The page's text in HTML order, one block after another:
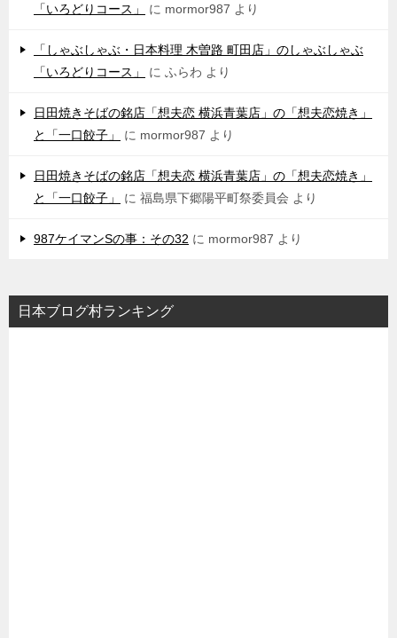
「いろどりコース」
に mormor987 より
「しゃぶしゃぶ・日本料理 木曽路 町田店」のしゃぶしゃぶ
「いろどりコース」
に ふらわ より
日田焼きそばの銘店「想夫恋 横浜青葉店」の「想夫恋焼き」
と「一口餃子」
に mormor987 より
日田焼きそばの銘店「想夫恋 横浜青葉店」の「想夫恋焼き」
と「一口餃子」
に 福島県下郷陽平町祭委員会 より
987ケイマンSの事：その32 に mormor987 より
日本ブログ村ランキング